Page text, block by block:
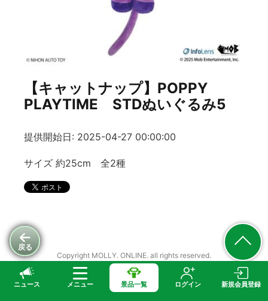
ニュース メニュー 景品一覧 ログイン 新規会員登録
戻る
【キャットナップ】POPPY
PLAYTIME STDぬいぐるみ5
提供開始日: 2025-04-27 00:00:00
サイズ 約25cm 全2種
Copyright MOLLY. ONLINE. all rights reserved.